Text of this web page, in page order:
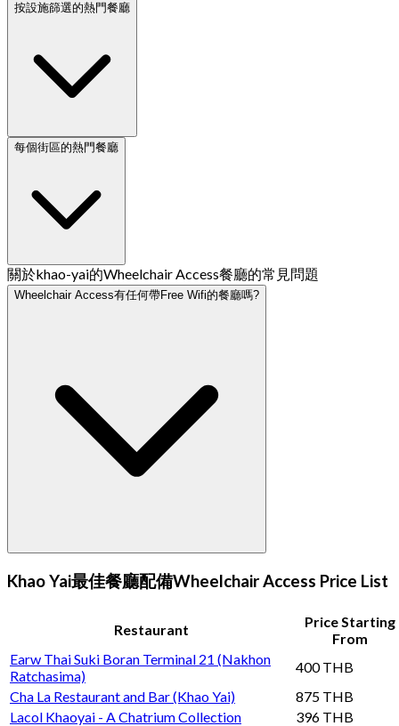
按設施篩選的熱門餐廳
每個街區的熱門餐廳
關於khao-yai的Wheelchair Access餐廳的常見問題
Wheelchair Access有任何帶Free Wifi的餐廳嗎?
Khao Yai最佳餐廳配備Wheelchair Access Price List
Restaurant
Price Starting
From
Earw Thai Suki Boran Terminal 21 (Nakhon
Ratchasima)
400 THB
Cha La Restaurant and Bar (Khao Yai)
875 THB
Lacol Khaoyai - A Chatrium Collection
396 THB